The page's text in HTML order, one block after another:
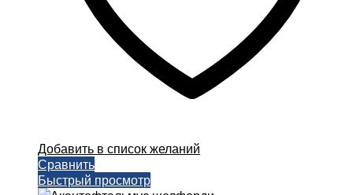
Добавить в список желаний
Сравнить
Быстрый просмотр